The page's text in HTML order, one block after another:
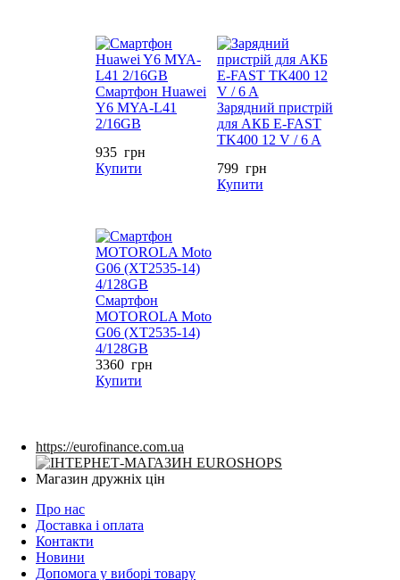
Смартфон Huawei
Y6 MYA-L41
2/16GB
935 грн
Купити
Зарядний пристрій
для АКБ E-FAST
TK400 12 V / 6 A
799 грн
Купити
Смартфон
MOTOROLA Moto
G06 (XT2535-14)
4/128GB
3360 грн
Купити
https://eurofinance.com.ua
Магазин дружніх цін
Про нас
Доставка і оплата
Контакти
Новини
Допомога у виборі товару